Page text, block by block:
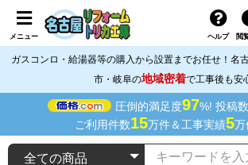
メニュー ヘルプ 閲
ガスコンロ・給湯器等の購入から設置までお任せ！名
市・岐阜の地域密着で工事後も安
圧倒的満足度97%! 投稿数
ご利用件数15万件＆工事実績5万